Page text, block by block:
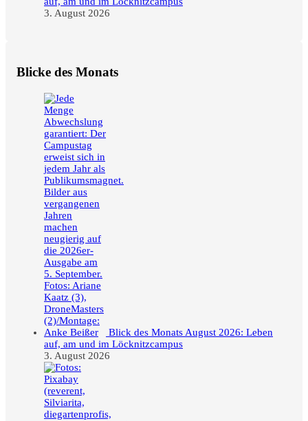
3. August 2026
Blicke des Monats
Blick des Monats August 2026: Leben
auf, am und im Löcknitzcampus
3. August 2026